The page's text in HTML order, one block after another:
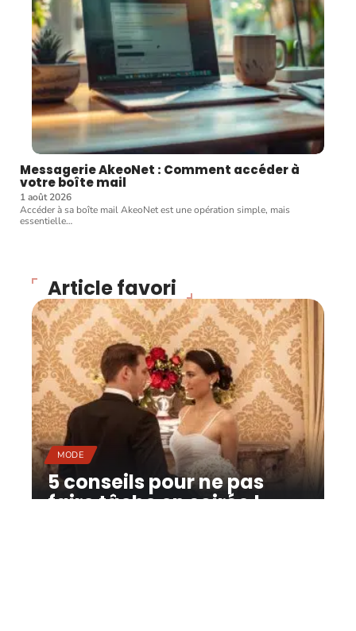
Messagerie AkeoNet : Comment accéder à
votre boîte mail
1 août 2026
Accéder à sa boîte mail AkeoNet est une opération simple, mais
essentielle…
Article favori
MODE
5 conseils pour ne pas
faire tâche en soirée !